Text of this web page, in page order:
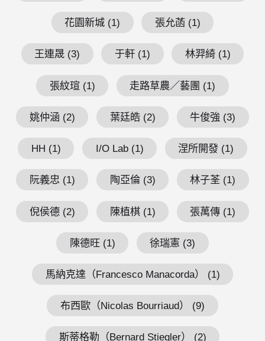
花園新城 (1) 張允菡 (1)
王連晟 (3) 于軒 (1) 林羿綺 (1)
張紋瑄 (1) 走路草農／藝團 (1)
姚仲涵 (2) 葉廷皓 (2) 牛俊強 (3)
HH (1) I/O Lab (1) 涅所開發 (1)
阮義忠 (1) 陶亞倫 (3) 林子荃 (1)
倪侯德 (2) 陳植棋 (1) 張萬傳 (1)
陳德旺 (1) 徐瑞憲 (3)
馬納克達（Francesco Manacorda） (1)
布西歐（Nicolas Bourriaud） (9)
斯蒂格勒（Bernard Stiegler） (2)